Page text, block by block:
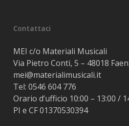
Contattaci
MEI c/o Materiali Musicali
Via Pietro Conti, 5 – 48018
mei@materialimusicali.it
Tel: 0546 604 776
Orario d’ufficio 10:00 – 13:00 /
PI e CF 01370530394